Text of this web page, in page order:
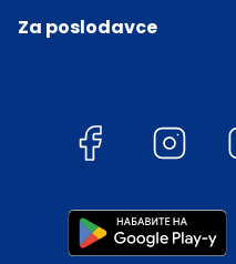
Za poslodavce